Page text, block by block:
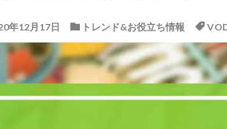
年12月17日 トレンド&お役立ち情報